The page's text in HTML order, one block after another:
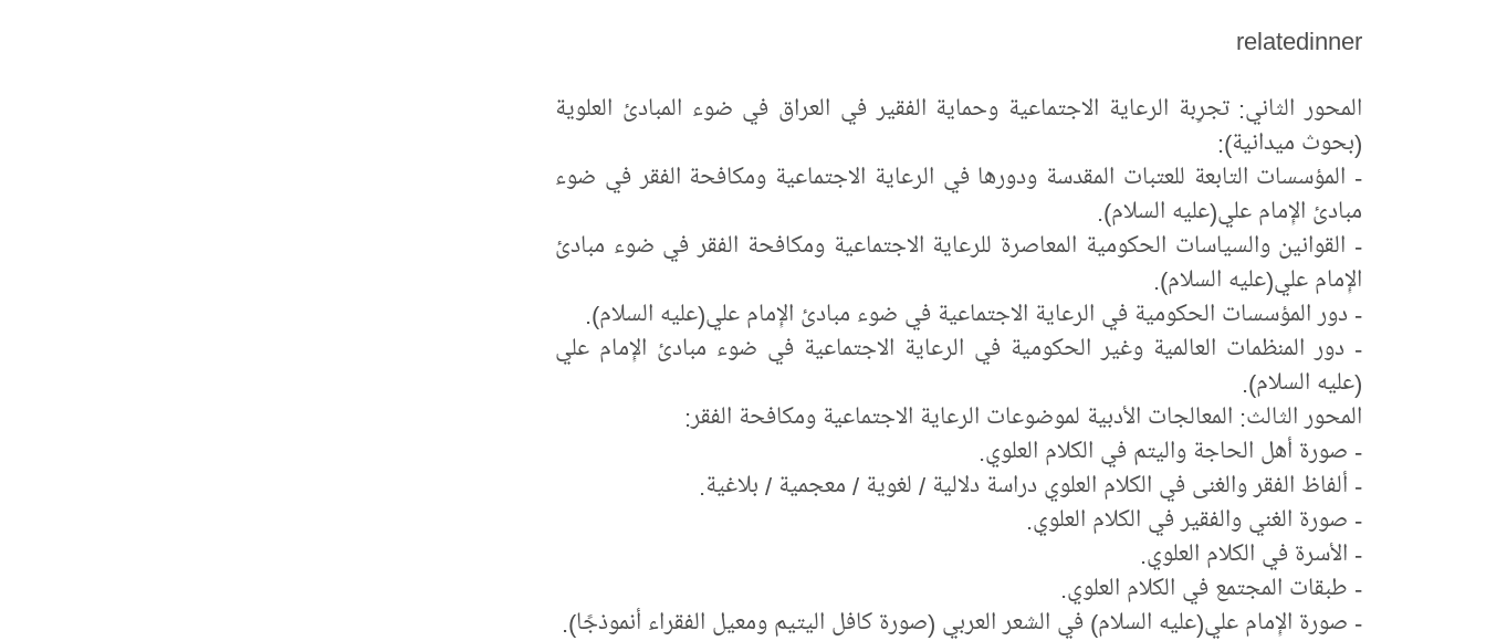
relatedinner
المحور الثاني: تجرِبة الرعاية الاجتماعية وحماية الفقير في العراق في ضوء المبادئ العلوية
(بحوث ميدانية):
- المؤسسات التابعة للعتبات المقدسة ودورها في الرعاية الاجتماعية ومكافحة الفقر في ضوء
مبادئ الإِمام علي(عليه السلام).
- القوانين والسياسات الحكومية المعاصرة للرعاية الاجتماعية ومكافحة الفقر في ضوء مبادئ
الإِمام علي(عليه السلام).
- دور المؤسسات الحكومية في الرعاية الاجتماعية في ضوء مبادئ الإِمام علي(عليه السلام).
- دور المنظمات العالمية وغير الحكومية في الرعاية الاجتماعية في ضوء مبادئ الإِمام علي
(عليه السلام).
المحور الثالث: المعالجات الأدبية لموضوعات الرعاية الاجتماعية ومكافحة الفقر:
- صورة أهل الحاجة واليتم في الكلام العلوي.
- ألفاظ الفقر والغنى في الكلام العلوي دراسة دلالية / لغوية / معجمية / بلاغية.
- صورة الغني والفقير في الكلام العلوي.
- الأسرة في الكلام العلوي.
- طبقات المجتمع في الكلام العلوي.
- صورة الإِمام علي(عليه السلام) في الشعر العربي (صورة كافل اليتيم ومعيل الفقراء أنموذجًا).